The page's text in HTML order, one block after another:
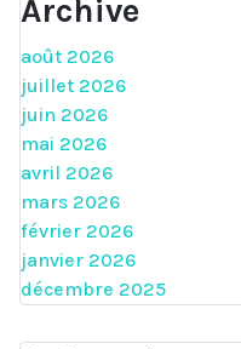
Archive
août 2026
juillet 2026
juin 2026
mai 2026
avril 2026
mars 2026
février 2026
janvier 2026
décembre 2025